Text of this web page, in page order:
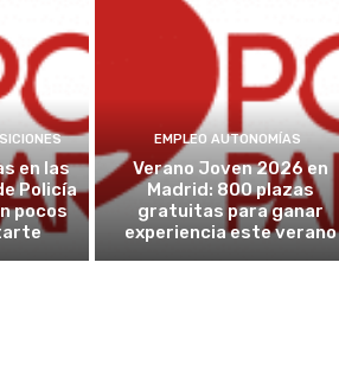
en las
Policía
pocos
EMPLEO AUTONOMÍAS
Verano Joven 2026 en
Madrid: 800 plazas
gratuitas para ganar
experiencia este verano